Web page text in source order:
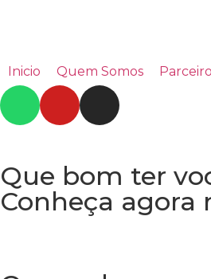
Inicio Quem Somos
Que bom ter
Conheça agora